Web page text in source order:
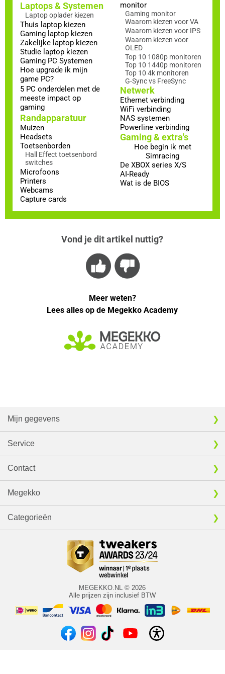
Laptops & Systemen
Laptop oplader kiezen
Thuis laptop kiezen
Gaming laptop kiezen
Zakelijke laptop kiezen
Studie laptop kiezen
Gaming PC Systemen
Hoe upgrade ik mijn
game PC?
5 PC onderdelen met de
meeste impact op
gaming
Randapparatuur
Muizen
Headsets
Toetsenborden
Hall Effect toetsenbord
switches
Microfoons
Printers
Webcams
Capture cards
monitor
Gaming monitor
Waarom kiezen voor VA
Waarom kiezen voor IPS
Waarom kiezen voor
OLED
Top 10 1080p monitoren
Top 10 1440p monitoren
Top 10 4k monitoren
G-Sync vs FreeSync
Netwerk
Ethernet verbinding
WiFi verbinding
NAS systemen
Powerline verbinding
Gaming & extra's
Hoe begin ik met
Simracing
De XBOX series X/S
AI-Ready
Wat is de BIOS
Vond je dit artikel nuttig?
Meer weten?
Lees alles op de Megekko Academy
Mijn gegevens
Service
Contact
Megekko
Categorieën
MEGEKKO.NL © 2026
Alle prijzen zijn inclusief BTW